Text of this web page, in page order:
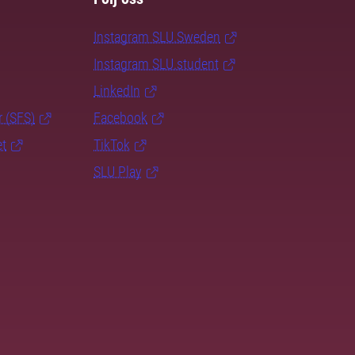
Instagram SLU.Sweden
Instagram SLU.student
LinkedIn
Facebook
TikTok
SLU Play